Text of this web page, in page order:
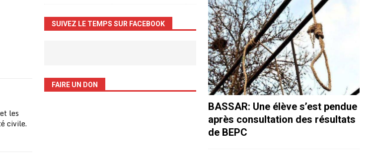
les
civile.
SUIVEZ LE TEMPS SUR FACEBOOK
FAIRE UN DON
BASSAR: Une élève s’est pendue
après consultation des résultats
de BEPC